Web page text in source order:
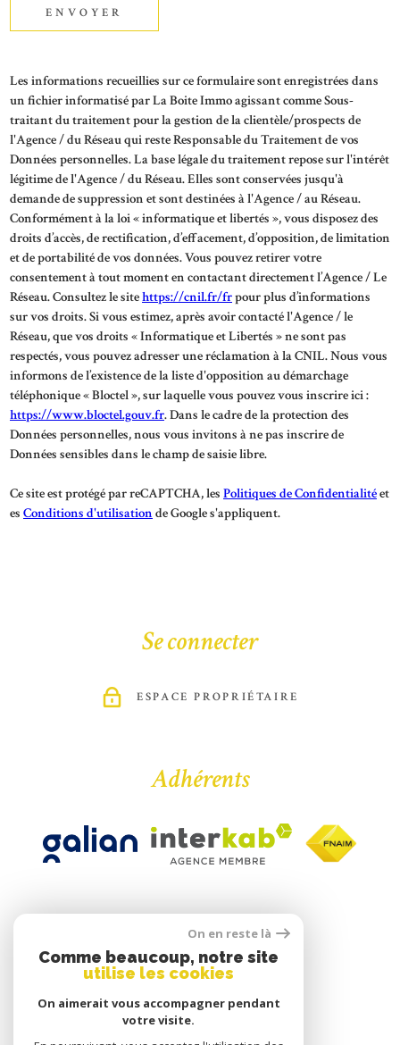
ENVOYER
Les informations recueillies sur ce formulaire sont enregistrées dans
un fichier informatisé par La Boite Immo agissant comme Sous-
traitant du traitement pour la gestion de la clientèle/prospects de
l'Agence / du Réseau qui reste Responsable du Traitement de vos
Données personnelles. La base légale du traitement repose sur l'intérêt
légitime de l'Agence / du Réseau. Elles sont conservées jusqu'à
demande de suppression et sont destinées à l'Agence / au Réseau.
Conformément à la loi « informatique et libertés », vous disposez des
droits d’accès, de rectification, d’effacement, d’opposition, de limitation
et de portabilité de vos données. Vous pouvez retirer votre
consentement à tout moment en contactant directement l’Agence / Le
Réseau. Consultez le sitehttps://cnil.fr/frpour plus d’informations
sur vos droits. Si vous estimez, après avoir contacté l'Agence / le
Réseau, que vos droits « Informatique et Libertés » ne sont pas
respectés, vous pouvez adresser une réclamation à la CNIL. Nous vous
informons de l’existence de la liste d'opposition au démarchage
téléphonique « Bloctel », sur laquelle vous pouvez vous inscrire ici :
https://www.bloctel.gouv.fr. Dans le cadre de la protection des
Données personnelles, nous vous invitons à ne pas inscrire de
Données sensibles dans le champ de saisie libre.
Ce site est protégé par reCAPTCHA, les Politiques de Confidentialitéet
es Conditions d'utilisation de Google s'appliquent.
Se connecter
ESPACE PROPRIÉTAIRE
Adhérents
On en reste là
Comme beaucoup, notre site
utilise les cookies
On aimerait vous accompagner pendant
votre visite.